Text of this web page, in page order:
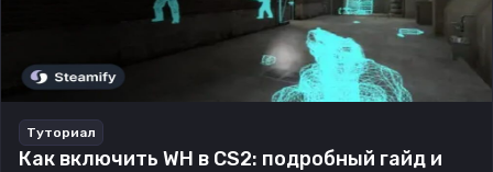
Туториал
Как включить WH в CS2: подробный гайд и